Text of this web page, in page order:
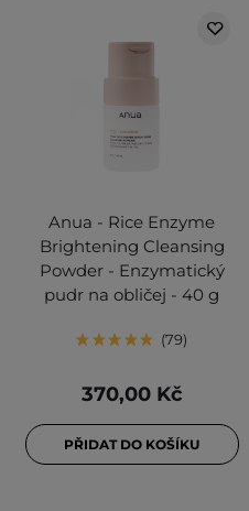
Anua - Rice Enzyme
Brightening Cleansing
Powder - Enzymatický
pudr na obličej - 40 g
79
370,00 Kč
PŘIDAT DO KOŠÍKU